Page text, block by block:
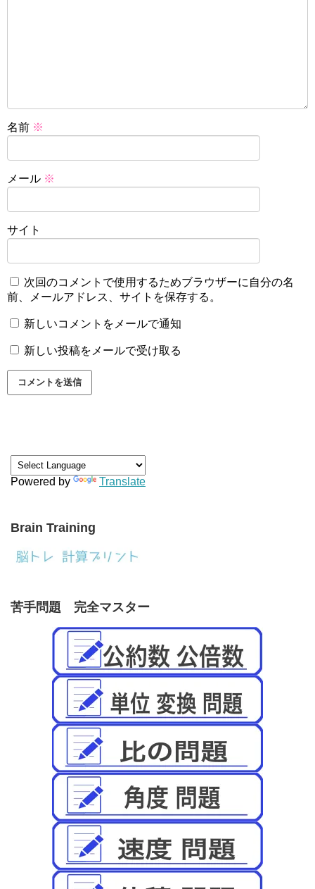
名前 ※
メール ※
サイト
次回のコメントで使用するためブラウザーに自分の名
前、メールアドレス、サイトを保存する。
新しいコメントをメールで通知
新しい投稿をメールで受け取る
Powered by Translate
Brain Training
苦手問題 完全マスター